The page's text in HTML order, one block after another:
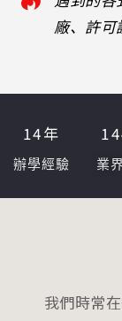
廠、許可
辦學經驗
14年
業
我們時常